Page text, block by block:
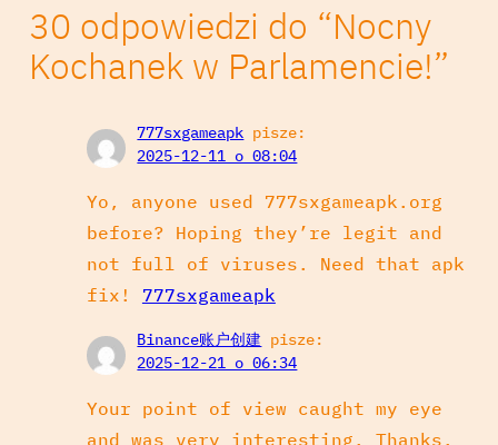
30 odpowiedzi do “Nocny
Kochanek w Parlamencie!”
777sxgameapk pisze:
2025-12-11 o 08:04
Yo, anyone used 777sxgameapk.org
before? Hoping they’re legit and
not full of viruses. Need that apk
fix! 777sxgameapk
Binance账户创建 pisze:
2025-12-21 o 06:34
Your point of view caught my eye
and was very interesting. Thanks.